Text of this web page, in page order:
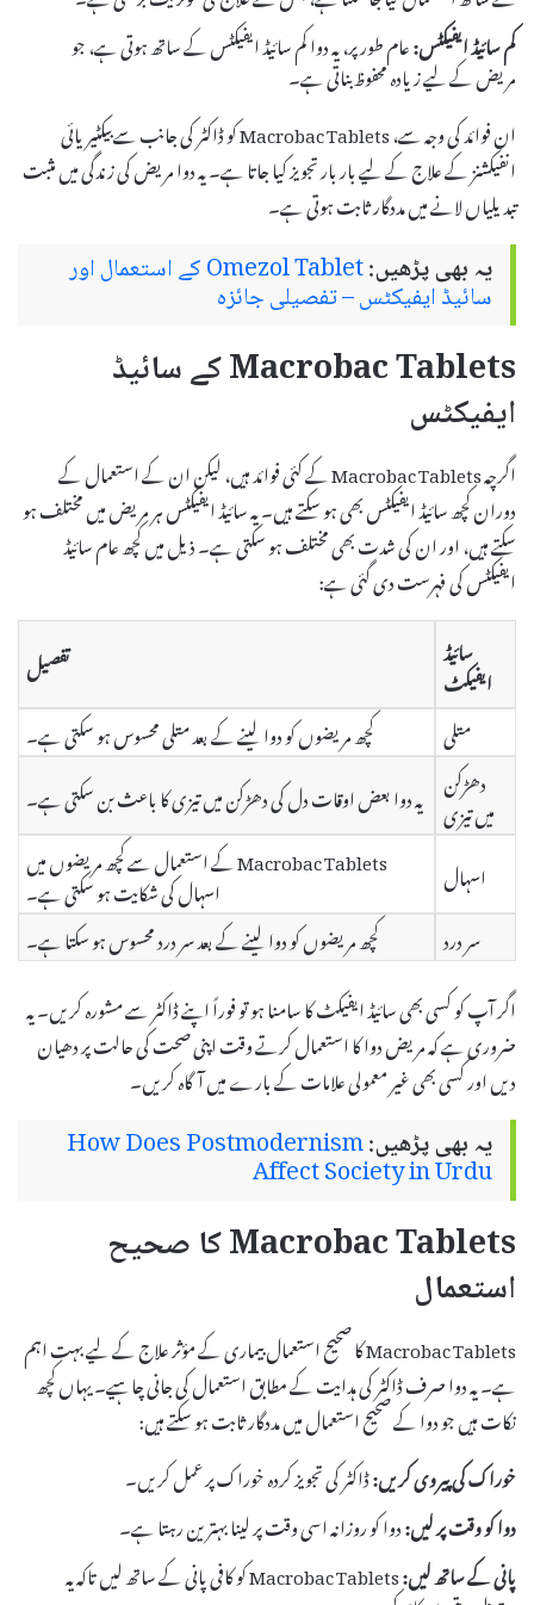
کم سائیڈ ایفیکٹس:عام طور پر، یہ دوا کم سائیڈ ایفیکٹس کے ساتھ ہوتی ہے، جو
مریض کے لیے زیادہ محفوظ بناتی ہے۔
ان فوائد کی وجہ سے، Macrobac Tablets کو ڈاکٹر کی جانب سے بیکٹیریائی
انفیکشنز کے علاج کے لیے بار بار تجویز کیا جاتا ہے۔ یہ دوا مریض کی زندگی میں مثبت
تبدیلیاں لانے میں مددگار ثابت ہوتی ہے۔
یہ بھی پڑھیں: Omezol Tablet کے استعمال اور
سائیڈ ایفیکٹس – تفصیلی جائزہ
Macrobac Tablets کے سائیڈ
ایفیکٹس
اگرچہ Macrobac Tablets کے کئی فوائد ہیں، لیکن ان کے استعمال کے
دوران کچھ سائیڈ ایفیکٹس بھی ہو سکتے ہیں۔ یہ سائیڈ ایفیکٹس ہر مریض میں مختلف ہو
سکتے ہیں، اور ان کی شدت بھی مختلف ہو سکتی ہے۔ ذیل میں کچھ عام سائیڈ
ایفیکٹس کی فہرست دی گئی ہے:
سائیڈ
ایفیکٹ
تفصیل
متلی
کچھ مریضوں کو دوا لینے کے بعد متلی محسوس ہو سکتی ہے۔
دھڑکن
میں تیزی یہ دوا بعض اوقات دل کی دھڑکن میں تیزی کا باعث بن سکتی ہے۔
اسہال
Macrobac Tablets کے استعمال سے کچھ مریضوں میں
اسہال کی شکایت ہو سکتی ہے۔
سر درد
کچھ مریضوں کو دوا لینے کے بعد سر درد محسوس ہو سکتا ہے۔
اگر آپ کو کسی بھی سائیڈ ایفیکٹ کا سامنا ہو تو فوراً اپنے ڈاکٹر سے مشورہ کریں۔ یہ
ضروری ہے کہ مریض دوا کا استعمال کرتے وقت اپنی صحت کی حالت پر دھیان
دیں اور کسی بھی غیر معمولی علامات کے بارے میں آگاہ کریں۔
یہ بھی پڑھیں:How Does Postmodernism
Affect Society in Urdu
Macrobac Tablets کا صحیح
استعمال
Macrobac Tablets کا صحیح استعمال بیماری کے مؤثر علاج کے لیے بہت اہم
ہے۔ یہ دوا صرف ڈاکٹر کی ہدایت کے مطابق استعمال کی جانی چاہیے۔ یہاں کچھ
نکات ہیں جو دوا کے صحیح استعمال میں مددگار ثابت ہو سکتے ہیں:
خوراک کی پیروی کریں:ڈاکٹر کی تجویز کردہ خوراک پر عمل کریں۔
دوا کو وقت پر لیں:دوا کو روزانہ اسی وقت پر لینا بہترین رہتا ہے۔
پانی کے ساتھ لیں:
Macrobac Tablets کو کافی پانی کے ساتھ لیں تاکہ یہ